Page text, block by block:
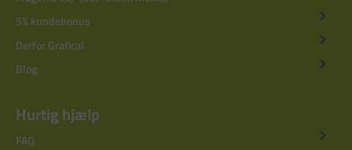
5% kundebonus
Derfor Grafical
Blog
Hurtig hjælp
FAQ